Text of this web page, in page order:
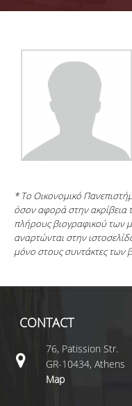
* Το Οικονομικό
όσον αφορά στην ακρίβεια
πλήρους βιογραφικού των
αναρτώνται στην
μόνο στους συντάκτες των
CONTACT
76, Patission Str.
GR-10434, Athens
Map